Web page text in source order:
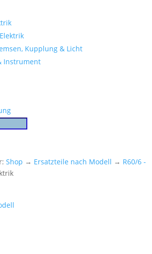
Kupplung & Licht
Instrument
Shop → Ersatzteile nach Modell → R60/6 -